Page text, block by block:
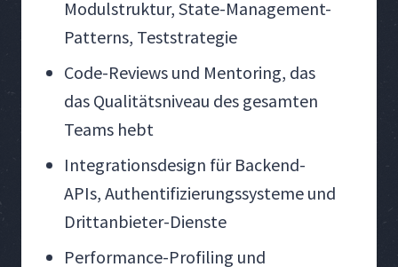
Modulstruktur, State-Management-
Patterns, Teststrategie
Code-Reviews und Mentoring, das
das Qualitätsniveau des gesamten
Teams hebt
Integrationsdesign für Backend-
APIs, Authentifizierungssysteme und
Drittanbieter-Dienste
Performance-Profiling und